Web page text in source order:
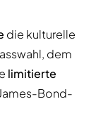
die kulturelle
dem
limitierte
Bond-